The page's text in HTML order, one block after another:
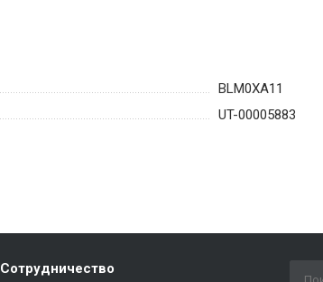
BLM0XA11
UT-00005883
Сотрудничество